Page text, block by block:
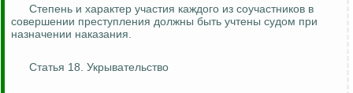
Степень и характер участия каждого из соучастников в
совершении преступления должны быть учтены судом при
назначении наказания.
Статья 18. Укрывательство